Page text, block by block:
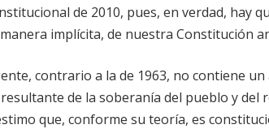
de 2010, pues, en verdad, hay
implícita, de nuestra Constitución
contrario a la de 1963, no contiene
de la soberanía del pueblo y del
que, conforme su teoría, es